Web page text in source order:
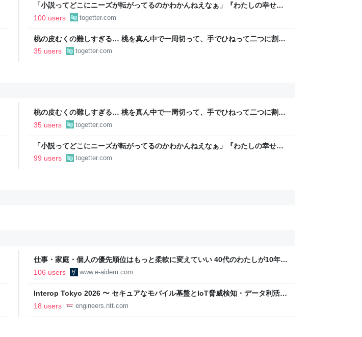
「小説ってどこにニーズが転がってるのかわかんねえなぁ」『わたしの幸せな
結婚』のド直球ざまあ系シンデレラストーリーが若者にヒットしているという
100 users togetter.com
桃の皮むくの難しすぎる… 桃を真ん中で一周切って、手でひねって二つに割れ
ばいけるとのことでやってみたら、「あっ、これダメだ」となった→数々のア
ドバイスが寄せられる
35 users togetter.com
桃の皮むくの難しすぎる… 桃を真ん中で一周切って、手でひねって二つに割れ
ばいけるとのことでやってみたら、「あっ、これダメだ」となった→数々のア
35 users togetter.com
「小説ってどこにニーズが転がってるのかわかんねえなぁ」『わたしの幸せな
結婚』のド直球ざまあ系シンデレラストーリーが若者にヒットしているという
99 users togetter.com
仕事・家庭・個人の優先順位はもっと柔軟に変えていい 40代のわたしが10年後
の自分に伝えたいこと - りっすん by イーアイデム
106 users www.e-aidem.com
Interop Tokyo 2026 〜 セキュアなモバイル基盤とIoT脅威検知・データ利活用
への取り組み 〜 - NTT docomo Business Engineers' Blog
18 users engineers.ntt.com